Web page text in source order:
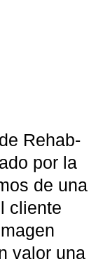
Rehab-
por la
de una
cliente
valor una